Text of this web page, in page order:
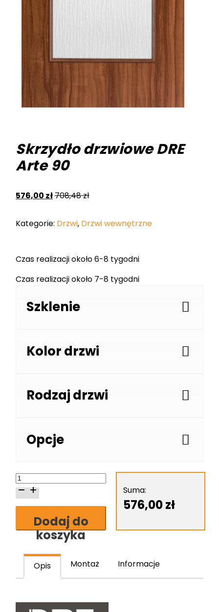
Skrzydło drzwiowe DRE
Arte 90
576,00 zł708,48zł
Kategorie: Drzwi, Drzwi wewnętrzne
Czas realizacji około 6-8 tygodni
Czas realizacji około 7-8 tygodni
Szklenie
Kolor drzwi
Rodzaj drzwi
Opcje
ilość
Skrzydło
drzwiowe
Dodaj do
koszyka
Suma:
576,00zł
Opis Montaż Informacje